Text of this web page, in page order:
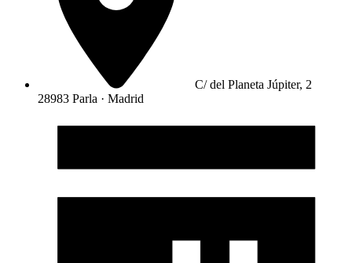
C/ del Planeta Júpiter, 2
28983 Parla · Madrid